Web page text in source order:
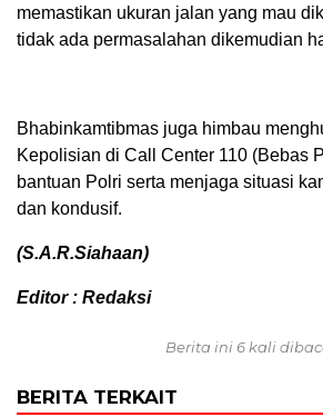
memastikan ukuran jalan yang mau
tidak ada permasalahan dikemudian
Bhabinkamtibmas juga himbau
Kepolisian di Call Center 110 (Bebas
bantuan Polri serta menjaga situasi
dan kondusif.
(S.A.R.Siahaan)
Editor : Redaksi
Berita ini 6 kali
BERITA TERKAIT